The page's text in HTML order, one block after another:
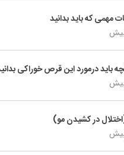
مهمی که باید بدانید
باید درمورد این قرص خوراکی
(اختلال در کشیدن مو)